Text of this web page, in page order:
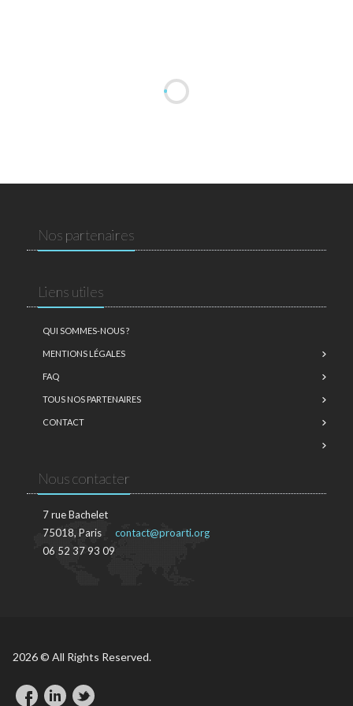
Nos partenaires
Liens utiles
QUI SOMMES-NOUS ?
MENTIONS LÉGALES
FAQ
TOUS NOS PARTENAIRES
CONTACT
Nous contacter
7 rue Bachelet
75018, Paris
06 52 37 93 09
contact@proarti.org
2026 © All Rights Reserved.